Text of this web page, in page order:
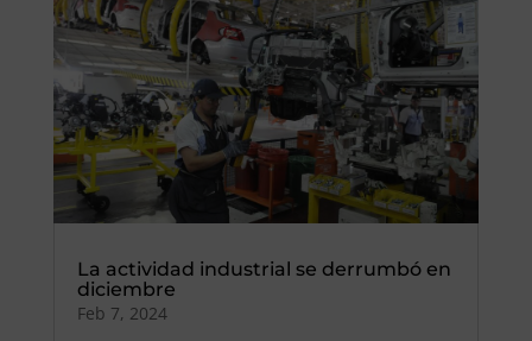
La actividad industrial se derrumbó en
diciembre
Feb 7, 2024